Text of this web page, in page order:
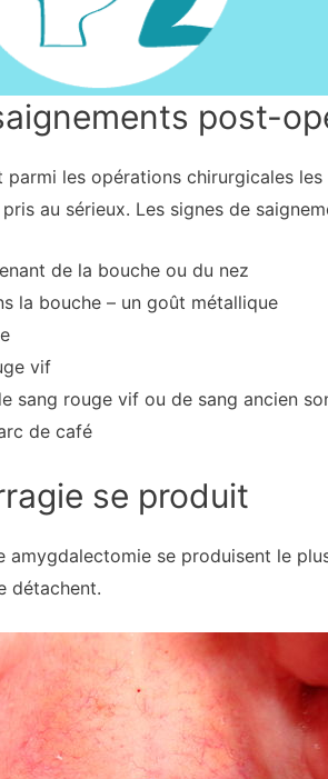
post-
les opérations chirurgicales
au sérieux. Les signes de
de la bouche ou du nez
la bouche – un goût métallique
vif
sang rouge vif ou de sang ancien
de café
se produit
amygdalectomie se produisent le
détachent.